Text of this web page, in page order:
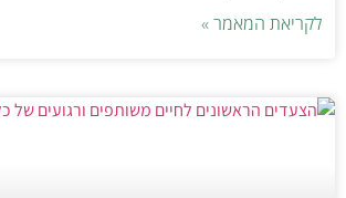
לקריאת המאמר »